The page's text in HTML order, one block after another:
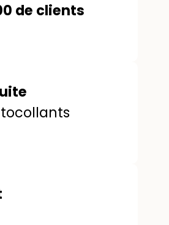
de clients